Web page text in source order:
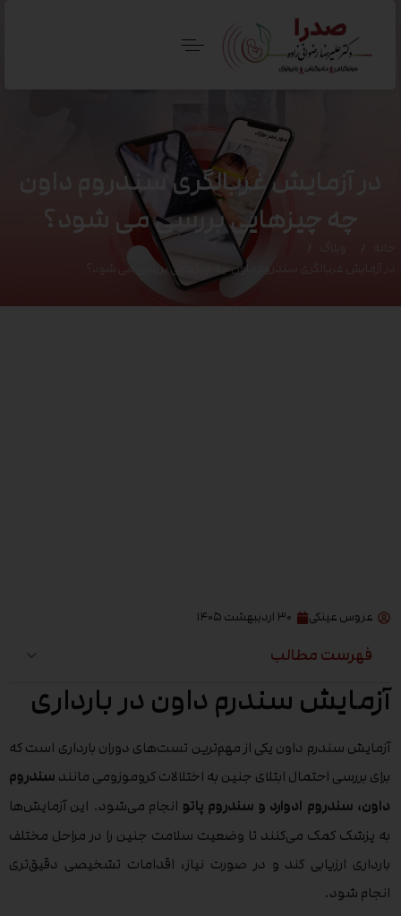
در آزمایش غربالگری سندروم داون
چه چیزهایی بررسی می شود؟
در آزمایش غربالگری سندروم داون چه چیزهایی بررسی می شود؟
عروس عینکی ۳۰ اردیبهشت ۱۴۰۵
فهرست مطالب
آزمایش سندرم داون در بارداری
آزمایش سندرم داون یکی از مهم‌ترین تست‌های دوران بارداری است که
برای بررسی احتمال ابتلای جنین به اختلالات کروموزومی مانند سندروم
داون، سندروم ادوارد و سندروم پاتو انجام می‌شود. این آزمایش‌ها
به پزشک کمک می‌کنند تا وضعیت سلامت جنین را در مراحل مختلف
بارداری ارزیابی کند و در صورت نیاز، اقدامات تشخیصی دقیق‌تری
انجام شود.